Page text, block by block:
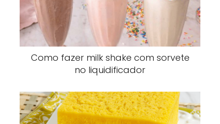
Como fazer milk shake com sorvete
no liquidificador